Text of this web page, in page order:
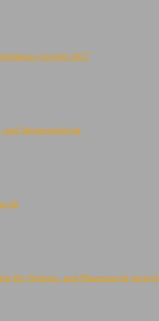
Growth 2027
und Steuerstrafrecht
66
für Vertrags- und Pharmarecht (m/w/